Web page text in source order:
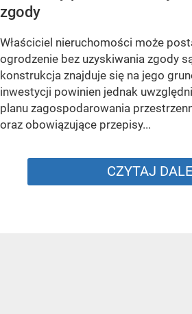
zgody
Właściciel nieruchomości może
ogrodzenie bez uzyskiwania zgody
konstrukcja znajduje się na jego
inwestycji powinien jednak
planu zagospodarowania
oraz obowiązujące przepisy...
CZYTAJ